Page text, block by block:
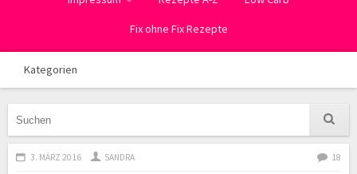
Fix ohne Fix Rezepte
Kategorien
3. MÄRZ 2016 SANDRA 18